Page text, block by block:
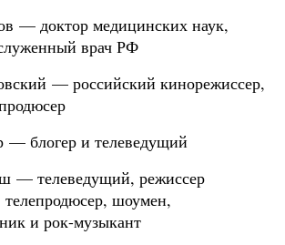
— доктор медицинских наук,
врач РФ
— российский кинорежиссер,
— блогер и телеведущий
— телеведущий, режиссер
телепродюсер, шоумен,
и рок-музыкант